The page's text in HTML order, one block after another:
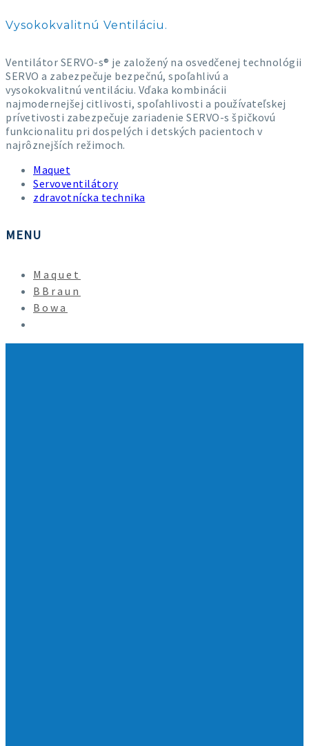
Vysokokvalitnú Ventiláciu.
Ventilátor SERVO-s® je založený na osvedčenej technológii
SERVO a zabezpečuje bezpečnú, spoľahlivú a
vysokokvalitnú ventiláciu. Vďaka kombinácii
najmodernejšej citlivosti, spoľahlivosti a používateľskej
prívetivosti zabezpečuje zariadenie SERVO-s špičkovú
funkcionalitu pri dospelých i detských pacientoch v
najrôznejších režimoch.
Maquet
Servoventilátory
zdravotnícka technika
MENU
Maquet
BBraun
Bowa